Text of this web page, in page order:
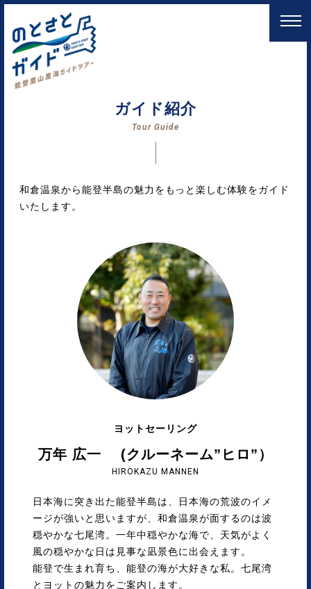
ガイド紹介
Tour Guide
和倉温泉から能登半島の魅力をもっと楽しむ体験をガイド
いたします。
ヨットセーリング
万年 広一 (クルーネーム”ヒロ”）
HIROKAZU MANNEN
日本海に突き出た能登半島は、日本海の荒波のイメ
ージが強いと思いますが、和倉温泉が面するのは波
穏やかな七尾湾。一年中穏やかな海で、天気がよく
風の穏やかな日は見事な凪景色に出会えます。
能登で生まれ育ち、能登の海が大好きな私。七尾湾
とヨットの魅力をご案内します。